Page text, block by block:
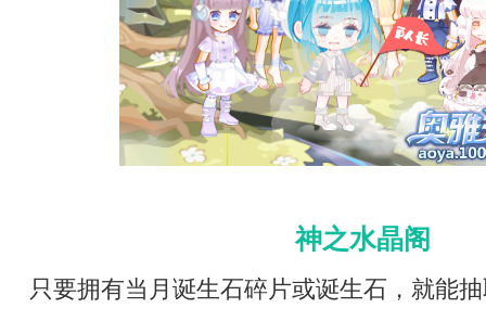
神之水晶阁
只要拥有当月诞生石碎片或诞生石，就能